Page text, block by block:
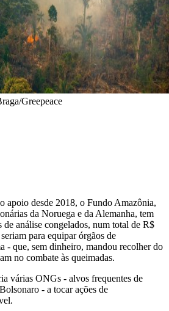
Greepeace
apoio desde 2018, o Fundo Amazônia,
da Noruega e da Alemanha, tem
de análise congelados, num total de R$
para equipar órgãos de
- que, sem dinheiro, mandou recolher do
no combate às queimadas.
várias ONGs - alvos frequentes de
- a tocar ações de